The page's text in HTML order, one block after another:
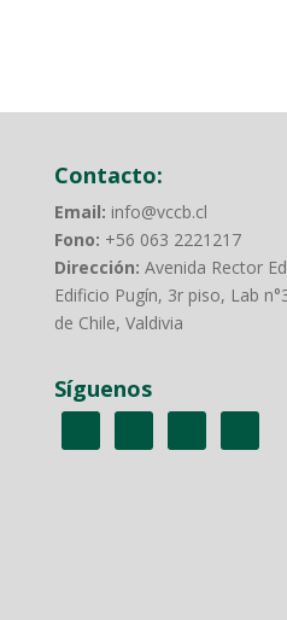
Contacto:
Email: info@vccb.cl
Fono: +56 063 2221217
Dirección: Avenida Rector
Edificio Pugín, 3r piso, Lab
de Chile, Valdivia
Síguenos